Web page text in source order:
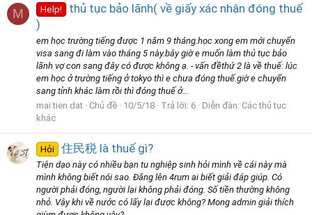
M Help!
thủ tục bảo lãnh( về giấy xác nhận đóng thuế
)
em học trường tiếng được 1 năm 9 tháng.học xong em mới chuyển
visa sang đi làm vào tháng 5 này.bây giờ e muốn làm thủ tục bảo
lãnh vợ con sang đây có được không ạ. - vấn đềthứ 2 là về thuế: lúc
em học ở trường tiếng ở tokyo thì e chưa đóng thuế.giờ e chuyển
sang tỉnh khác làm rồi thì đóng thuế ở...
mai tien dat
Chủ đề 10/5/18 Trả lời: 6 Diễn đàn: Các thủ tục
khác
Hỏi 住民税 là thuế gì?
Tiện dạo này có nhiều bạn tu nghiệp sinh hỏi mình về cái này mà
mình không biết nói sao. Đăng lên 4rum ai biết giải đáp giúp. Có
người phải đóng, người lại không phải đóng. Số tiền thường không
nhỏ. Vậy khi về nước có lấy lại được không? Mong admin giải thích